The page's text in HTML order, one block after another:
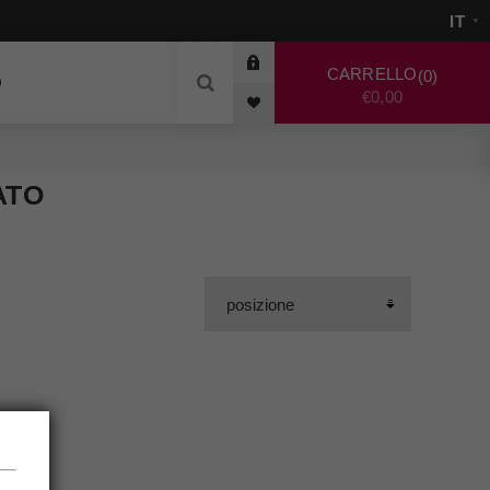
CARRELLO 0
€0,00